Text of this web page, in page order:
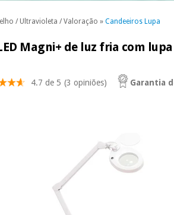
/ Ultravioleta / Valoração » Candeeiros Lupa
Magni+ de luz fria com
4.7 de 5 (3 opiniões) Garantia